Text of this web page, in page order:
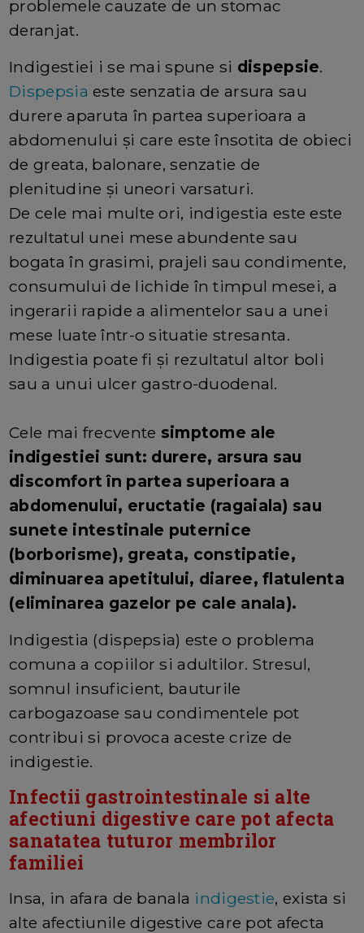
problemele cauzate de un stomac
deranjat.
Indigestiei i se mai spune si dispepsie.
Dispepsiaeste senzatia de arsura sau
durere aparuta în partea superioara a
abdomenului şi care este însotita de obieci
de greata, balonare, senzatie de
plenitudine şi uneori varsaturi.
De cele mai multe ori, indigestia este este
rezultatul unei mese abundente sau
bogata în grasimi, prajeli sau condimente,
consumului de lichide în timpul mesei, a
ingerarii rapide a alimentelor sau a unei
mese luate într-o situatie stresanta.
Indigestia poate fi şi rezultatul altor boli
sau a unui ulcer gastro-duodenal.
Cele mai frecvente simptome ale
indigestiei sunt: durere, arsura sau
discomfort în partea superioara a
abdomenului, eructatie (ragaiala) sau
sunete intestinale puternice
(borborisme), greata, constipatie,
diminuarea apetitului, diaree, flatulenta
(eliminarea gazelor pe cale anala).
Indigestia (dispepsia) este o problema
comuna a copiilor si adultilor. Stresul,
somnul insuficient, bauturile
carbogazoase sau condimentele pot
contribui si provoca aceste crize de
indigestie.
Infectii gastrointestinale si alte
afectiuni digestive care pot afecta
sanatatea tuturor membrilor
familiei
Insa, in afara de banala indigestie, exista si
alte afectiunile digestive care pot afecta